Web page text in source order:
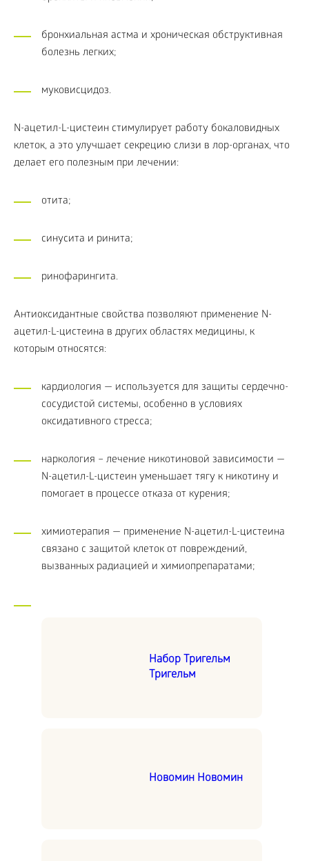
бронхиальная астма и хроническая обструктивная
болезнь легких;
муковисцидоз.
N-ацетил-L-цистеин стимулирует работу бокаловидных
клеток, а это улучшает секрецию слизи в лор-органах, что
делает его полезным при лечении:
отита;
синусита и ринита;
ринофарингита.
Антиоксидантные свойства позволяют применение N-
ацетил-L-цистеина в других областях медицины, к
которым относятся:
кардиология — используется для защиты сердечно-
сосудистой системы, особенно в условиях
оксидативного стресса;
наркология – лечение никотиновой зависимости —
N-ацетил-L-цистеин уменьшает тягу к никотину и
помогает в процессе отказа от курения;
химиотерапия — применение N-ацетил-L-цистеина
связано с защитой клеток от повреждений,
вызванных радиацией и химиопрепаратами;
Набор Тригельм
Тригельм
Новомин Новомин